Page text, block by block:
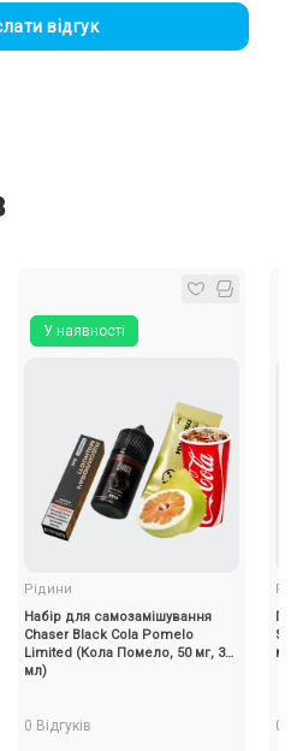
відгук
У наявності
для самозамішування
Black Cola Pomelo
(Кола Помело, 50 мг, 30
Рідини
Sour
0